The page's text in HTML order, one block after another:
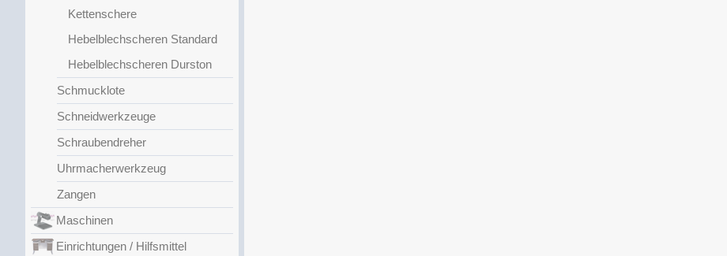
Kettenschere
Hebelblechscheren Standard
Hebelblechscheren Durston
Schmucklote
Schneidwerkzeuge
Schraubendreher
Uhrmacherwerkzeug
Zangen
Maschinen
Einrichtungen / Hilfsmittel